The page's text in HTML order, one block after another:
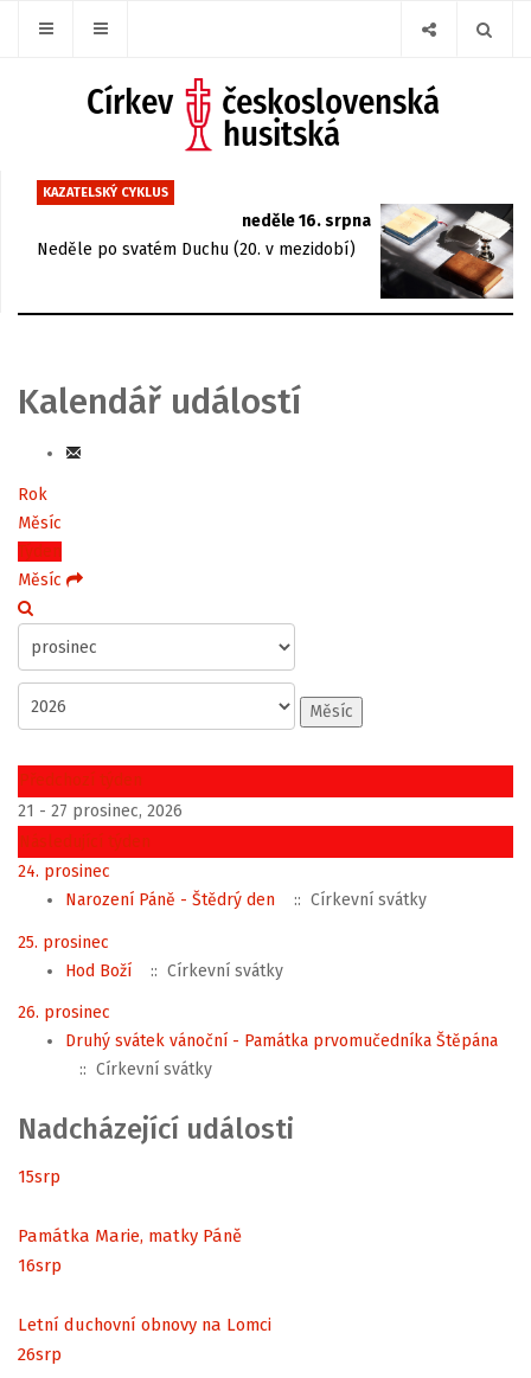
KAZATELSKÝ CYKLUS
neděle 16. srpna
Neděle po svatém Duchu (20. v mezidobí)
Kalendář událostí
Rok
Měsíc
Týden
Měsíc
Měsíc
Předchozí týden
21 - 27 prosinec, 2026
Následující týden
24. prosinec
Narození Páně - Štědrý den
:: Církevní svátky
25. prosinec
Hod Boží
:: Církevní svátky
26. prosinec
Druhý svátek vánoční - Památka prvomučedníka Štěpána
:: Církevní svátky
Nadcházející události
15srp
Památka Marie, matky Páně
16srp
Letní duchovní obnovy na Lomci
26srp